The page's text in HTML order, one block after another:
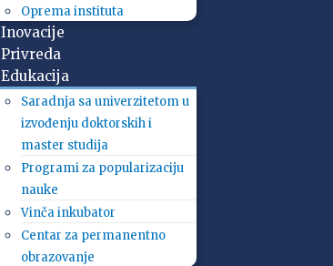
Oprema instituta
Inovacije
Privreda
Edukacija
Saradnja sa univerzitetom u
izvođenju doktorskih i
master studija
Programi za popularizaciju
nauke
Vinča inkubator
Centar za permanentno
obrazovanje